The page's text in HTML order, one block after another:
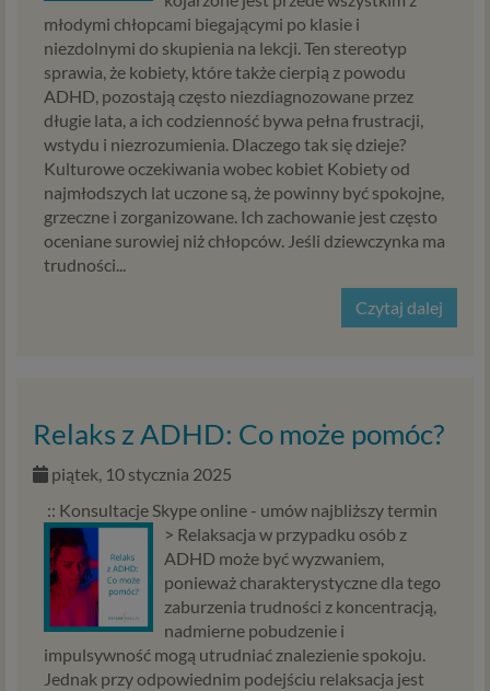
młodymi chłopcami biegającymi po klasie i
niezdolnymi do skupienia na lekcji. Ten stereotyp
sprawia, że kobiety, które także cierpią z powodu
ADHD, pozostają często niezdiagnozowane przez
długie lata, a ich codzienność bywa pełna frustracji,
wstydu i niezrozumienia. Dlaczego tak się dzieje?
Kulturowe oczekiwania wobec kobiet Kobiety od
najmłodszych lat uczone są, że powinny być spokojne,
grzeczne i zorganizowane. Ich zachowanie jest często
oceniane surowiej niż chłopców. Jeśli dziewczynka ma
trudności...
Czytaj dalej
Relaks z ADHD: Co może pomóc?
piątek, 10 stycznia 2025
:: Konsultacje Skype online - umów najbliższy termin
> Relaksacja w przypadku osób z
ADHD może być wyzwaniem,
ponieważ charakterystyczne dla tego
zaburzenia trudności z koncentracją,
nadmierne pobudzenie i
impulsywność mogą utrudniać znalezienie spokoju.
Jednak przy odpowiednim podejściu relaksacja jest
pomagają poprawić jakość treści reklamowych na
stronach i w aplikacjach. Dzięki tym technologiom
możemy zapewnić Ci lepszą obsługę poprzez serwowanie
reklam lepiej dopasowanych do Twoich preferencji i
serwowanie treści, które mogą Cię bardziej
zainteresować. Pliki te pozwalają nam również lepiej
badać i analizować zainteresowanie naszymi stronami i
treściami, które Ci serwujemy. Dzięki tym analizom
możemy zadbać o jakość serwowanych przez nas treści.
Zgoda dotyczy przetwarzania Twoich danych osobowych
które obejmują także niezbędne działania analityczne i
zestawianie w profile marketingowe na podstawie Twojej
wykorzystywane do prezentowania Ci reklam produktów
i usług naszych Partnerów biznesowych, dopasowanych
do Twoich zainteresowań.